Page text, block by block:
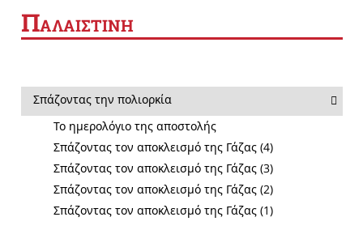
ΠΑΛΑΙΣΤΙΝΗ
Σπάζοντας την πολιορκία
Το ημερολόγιο της αποστολής
Σπάζοντας τον αποκλεισμό της Γάζας (4)
Σπάζοντας τον αποκλεισμό της Γάζας (3)
Σπάζοντας τον αποκλεισμό της Γάζας (2)
Σπάζοντας τον αποκλεισμό της Γάζας (1)